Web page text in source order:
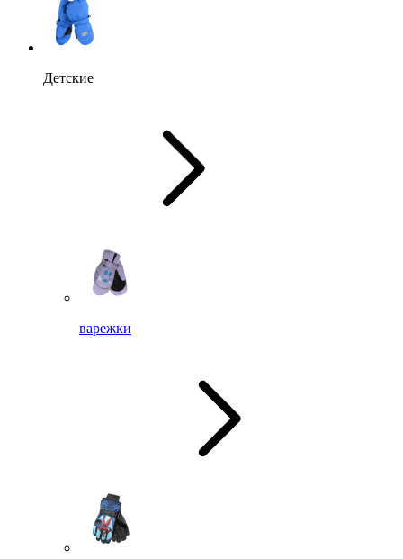
Детские
варежки